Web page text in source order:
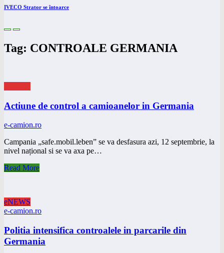
IVECO Strator se întoarce
Tag: CONTROALE GERMANIA
Actiune de control a camioanelor in Germania
e-camion.ro
Campania „safe.mobil.leben” se va desfasura azi, 12 septembrie, la
nivel național si se va axa pe…
Read More
eNEWS
e-camion.ro
Politia intensifica controalele in parcarile din
Germania